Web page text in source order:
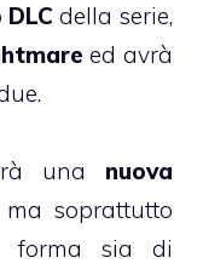
DLC della serie,
ed avrà
una nuova
ma soprattutto
forma sia di